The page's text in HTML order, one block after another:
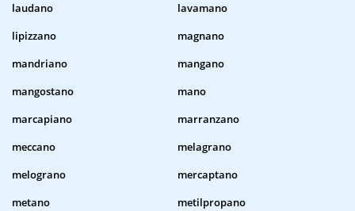
laudano
lavamano
lipizzano
magnano
mandriano
mangano
mangostano
mano
marcapiano
marranzano
meccano
melagrano
melograno
mercaptano
metano
metilpropano